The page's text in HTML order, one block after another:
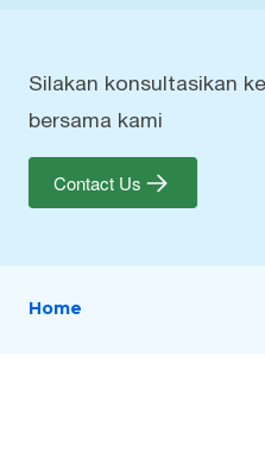
Silakan konsultasikan
bersama kami
Contact Us
Home